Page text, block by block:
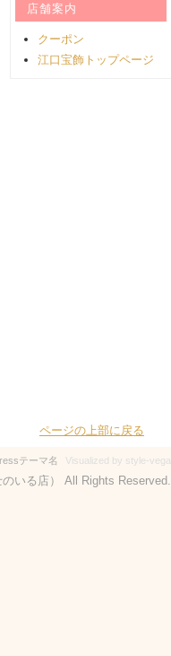
店舗案内
クーポン
江口宝飾トップページ
ページの上部に戻る
テーマ名 Visualized by style-vega
いる店） All Rights Reserved.